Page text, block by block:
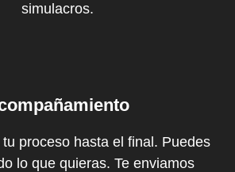
simulacros.
proceso hasta el final. Puedes
lo que quieras. Te enviamos